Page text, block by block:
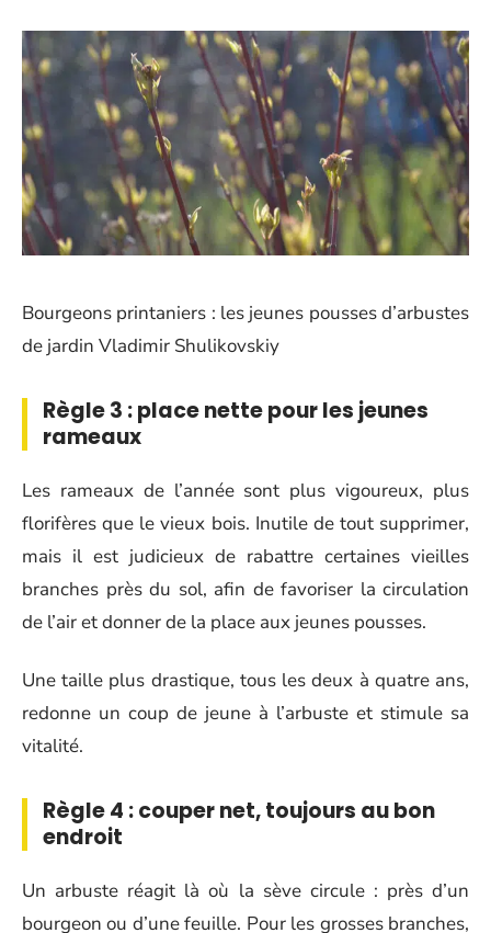
Bourgeons printaniers : les jeunes pousses d’arbustes
de jardin Vladimir Shulikovskiy
Règle 3 : place nette pour les jeunes
rameaux
Les rameaux de l’année sont plus vigoureux, plus
florifères que le vieux bois. Inutile de tout supprimer,
mais il est judicieux de rabattre certaines vieilles
branches près du sol, afin de favoriser la circulation
de l’air et donner de la place aux jeunes pousses.
Une taille plus drastique, tous les deux à quatre ans,
redonne un coup de jeune à l’arbuste et stimule sa
vitalité.
Règle 4 : couper net, toujours au bon
endroit
Un arbuste réagit là où la sève circule : près d’un
bourgeon ou d’une feuille. Pour les grosses branches,